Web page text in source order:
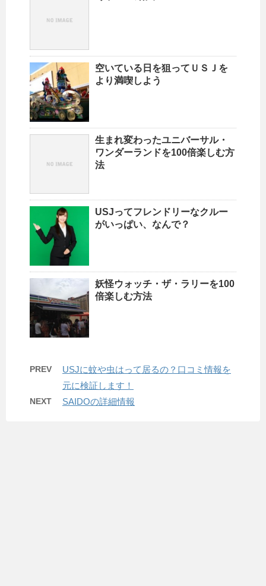
空いている日を狙ってＵＳＪを
より満喫しよう
生まれ変わったユニバーサル・
ワンダーランドを100倍楽しむ方
法
USJってフレンドリーなクルー
がいっぱい、なんで？
妖怪ウォッチ・ザ・ラリーを100
倍楽しむ方法
PREV
USJに蚊や虫はって居るの？口コミ情報を
元に検証します！
NEXT SAIDOの詳細情報